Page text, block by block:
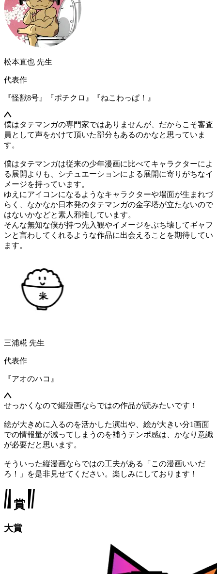
松本直也 先生
代表作
『怪獣8号』 『ポチクロ』 『ねこわっぱ！』
僕はタテマンガの専門家ではありませんが、だからこそ審査
員として声をかけて頂いた部分もあるのかなと思っていま
す。
僕はタテマンガは従来の少年漫画に比べてキャラクターによ
る展開よりも、シチュエーションによる展開に寄りがちなイ
メージを持っています。
ゆえにアイコンになるようなキャラクターや場面が生まれづ
らく、なかなか日本発のタテマンガの金字塔が立たないので
はないかなどと素人邪推しています。
そんな無知な僕が持つ先入観やイメージをぶち壊してギャフ
ンと言わしてくれるような作品に出会えることを期待してい
ます。
三浦糀 先生
代表作
『アオのハコ』
せっかくなので縦漫画ならではの作品が読みたいです！
絵が大きめに入るのを活かした演出や、絵が大きい分1画面
での情報量が減ってしまうのを補うテンポ感は、かなり意識
が必要だと思います。
そういった縦漫画ならではの工夫がある「この漫画いいだ
ろ！」を是非見せてください。楽しみにしております！
賞
大賞